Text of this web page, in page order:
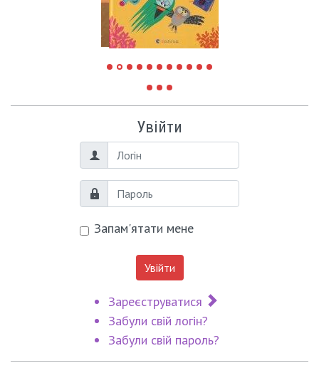
Увійти
Логін
Пароль
Запам'ятати мене
Увійти
Зареєструватися
Забули свій логін?
Забули свій пароль?